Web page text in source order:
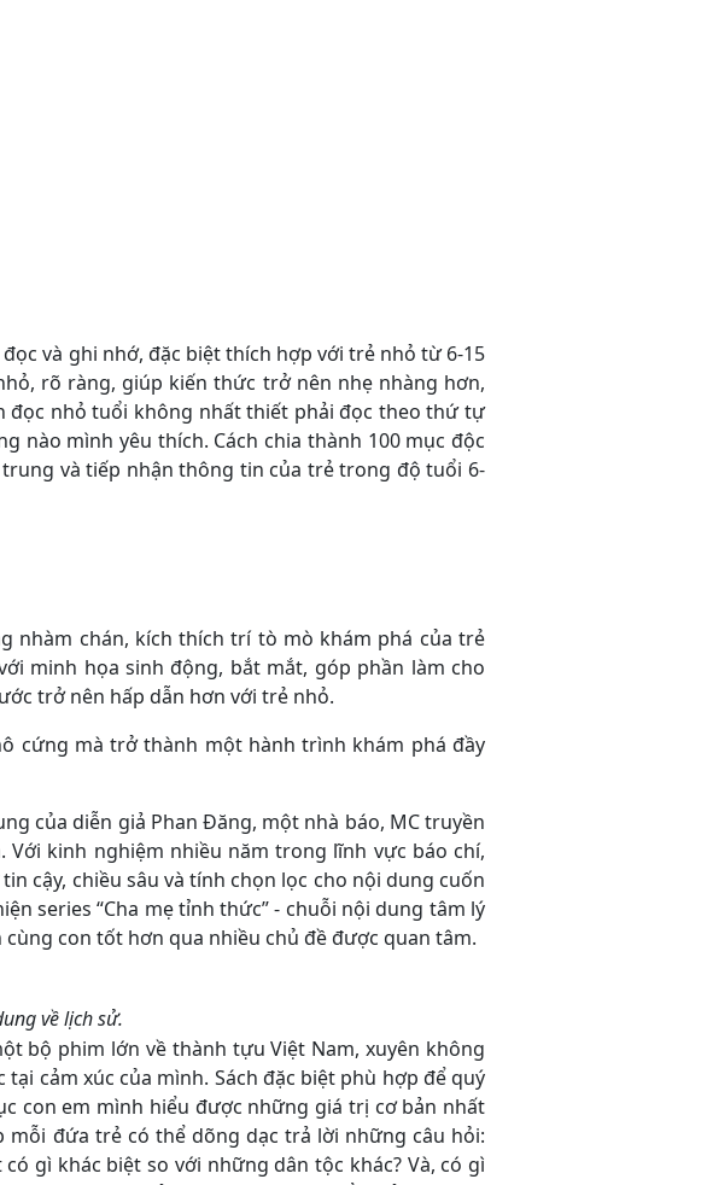
và ghi nhớ, đặc biệt thích hợp với trẻ nhỏ từ 6-15
rõ ràng, giúp kiến thức trở nên nhẹ nhàng hơn,
đọc nhỏ tuổi không nhất thiết phải đọc theo thứ tự
nào mình yêu thích. Cách chia thành 100 mục độc
và tiếp nhận thông tin của trẻ trong độ tuổi 6-
nhàm chán, kích thích trí tò mò khám phá của trẻ
minh họa sinh động, bắt mắt, góp phần làm cho
trở nên hấp dẫn hơn với trẻ nhỏ.
cứng mà trở thành một hành trình khám phá đầy
của diễn giả Phan Đăng, một nhà báo, MC truyền
kinh nghiệm nhiều năm trong lĩnh vực báo chí,
cậy, chiều sâu và tính chọn lọc cho nội dung cuốn
series “Cha mẹ tỉnh thức” - chuỗi nội dung tâm lý
con tốt hơn qua nhiều chủ đề được quan tâm.
về lịch sử.
bộ phim lớn về thành tựu Việt Nam, xuyên không
cảm xúc của mình. Sách đặc biệt phù hợp để quý
con em mình hiểu được những giá trị cơ bản nhất
mỗi đứa trẻ có thể dõng dạc trả lời những câu hỏi:
gì khác biệt so với những dân tộc khác? Và, có gì